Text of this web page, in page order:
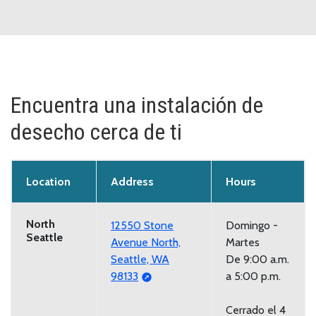
Encuentra una instalación de
desecho cerca de ti
Location Address Hours
North
Seattle
12550 Stone
Avenue North,
Seattle, WA
98133
Domingo -
Martes
De 9:00 a.m.
a 5:00 p.m.
Cerrado el 4